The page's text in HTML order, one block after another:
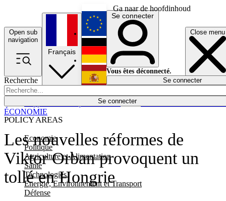
Ga naar de hoofdinhoud
Open sub
navigation
Close menu
Recherche
Se connecter
POLICY AREAS
Economie
Politique
Agriculture et Alimentation
Santé
Technologies
Energie, Environnement et Transport
Défense
Économie
Français
English
Deutsch
Español
Se connecter
Vous êtes déconnecté.
Se connecter
Les nouvelles réformes de
Viktor Orban provoquent un
tollé en Hongrie
ÉCONOMIE